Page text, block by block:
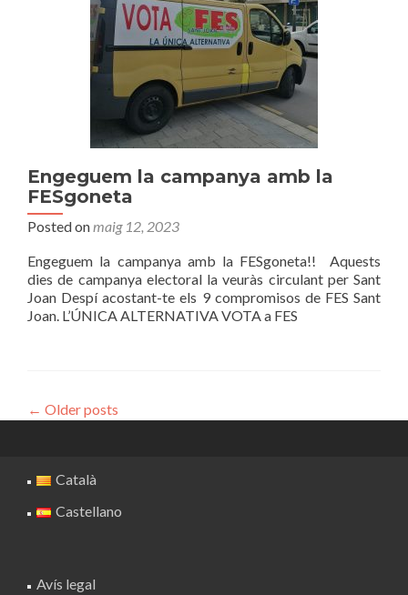
Engeguem la campanya amb la
FESgoneta
Posted onmaig 12, 2023
Engeguem la campanya amb la FESgoneta!! Aquests
dies de campanya electoral la veuràs circulant per Sant
Joan Despí acostant-te els 9 compromisos de FES Sant
Joan. L’ÚNICA ALTERNATIVA VOTA a FES
← Older posts
Català
Castellano
Avís legal